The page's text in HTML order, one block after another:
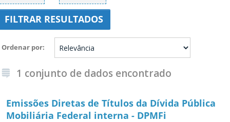
FILTRAR RESULTADOS
Ordenar por
1 conjunto de dados encontrado
Emissões Diretas de Títulos da Dívida Pública
Mobiliária Federal interna - DPMFi